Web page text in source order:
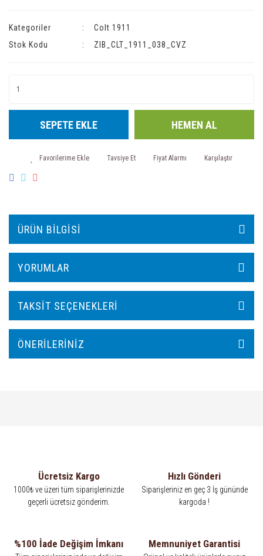
Kategoriler
Colt 1911
Stok Kodu
ZIB_CLT_1911_038_CVZ
SEPETE EKLE HEMEN AL
Tavsiye Et Fiyat Alarmı Karşılaştır
ÜRÜN BILGISI
YORUMLAR
TAKSIT SEÇENEKLERI
ÖNERILERINIZ
Ücretsiz Kargo
1000₺ ve üzeri tüm siparişlerinizde
geçerli ücretsiz gönderim.
Hızlı Gönderi
Siparişleriniz en geç 3 İş gününde
kargoda !
%100 İade Değişim İmkanı Memnuniyet Garantisi